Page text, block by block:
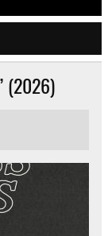
(2026)